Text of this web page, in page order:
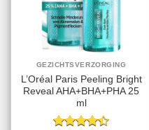
GEZICHTSVERZORGING
L’Oréal Paris Peeling Bright
Reveal AHA+BHA+PHA 25
ml